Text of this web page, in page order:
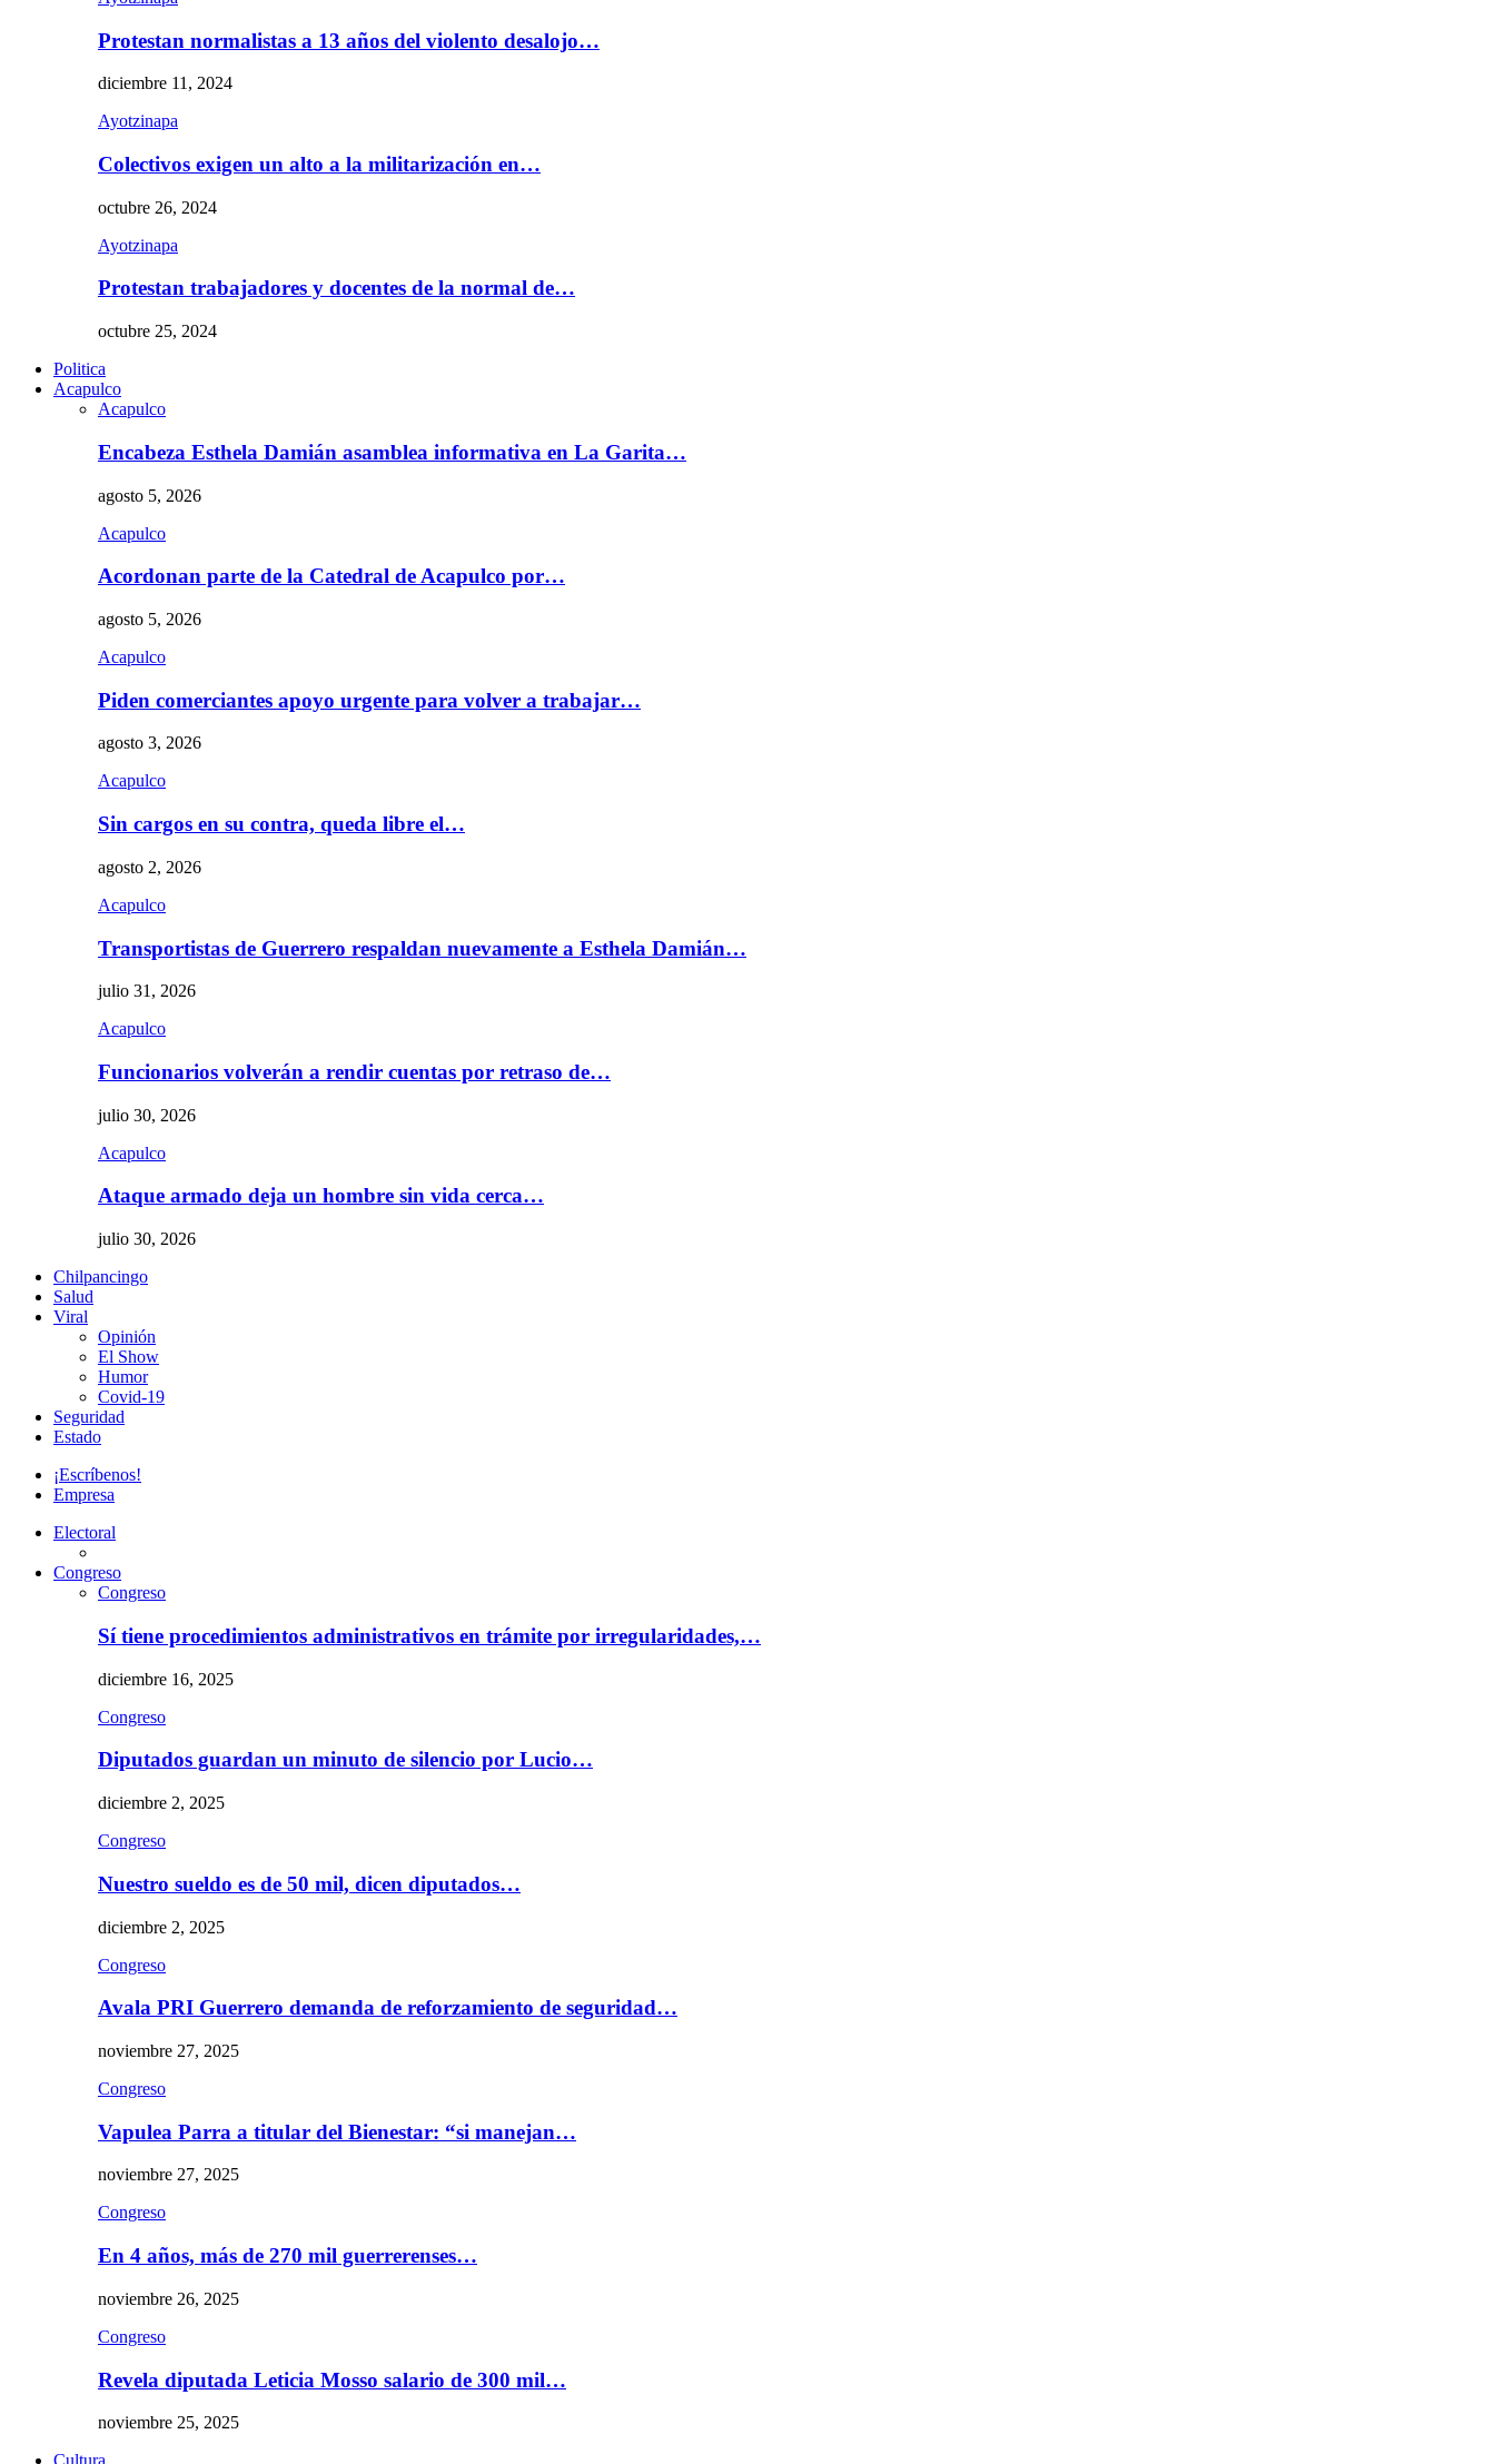
Protestan normalistas a 13 años del violento desalojo…
diciembre 11, 2024
Ayotzinapa
Colectivos exigen un alto a la militarización en…
octubre 26, 2024
Ayotzinapa
Protestan trabajadores y docentes de la normal de…
octubre 25, 2024
Politica
Acapulco
Acapulco
Encabeza Esthela Damián asamblea informativa en La Garita…
agosto 5, 2026
Acapulco
Acordonan parte de la Catedral de Acapulco por…
agosto 5, 2026
Acapulco
Piden comerciantes apoyo urgente para volver a trabajar…
agosto 3, 2026
Acapulco
Sin cargos en su contra, queda libre el…
agosto 2, 2026
Acapulco
Transportistas de Guerrero respaldan nuevamente a Esthela Damián…
julio 31, 2026
Acapulco
Funcionarios volverán a rendir cuentas por retraso de…
julio 30, 2026
Acapulco
Ataque armado deja un hombre sin vida cerca…
julio 30, 2026
Chilpancingo
Salud
Viral
Opinión
El Show
Humor
Covid-19
Seguridad
Estado
¡Escríbenos!
Empresa
Electoral
Congreso
Congreso
Sí tiene procedimientos administrativos en trámite por irregularidades,…
diciembre 16, 2025
Congreso
Diputados guardan un minuto de silencio por Lucio…
diciembre 2, 2025
Congreso
Nuestro sueldo es de 50 mil, dicen diputados…
diciembre 2, 2025
Congreso
Avala PRI Guerrero demanda de reforzamiento de seguridad…
noviembre 27, 2025
Congreso
Vapulea Parra a titular del Bienestar: “si manejan…
noviembre 27, 2025
Congreso
En 4 años, más de 270 mil guerrerenses…
noviembre 26, 2025
Congreso
Revela diputada Leticia Mosso salario de 300 mil…
noviembre 25, 2025